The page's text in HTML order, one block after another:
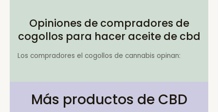
Opiniones de compradores de
cogollos para hacer aceite de cbd
Los compradores el cogollos de cannabis opinan:
Más productos de CBD